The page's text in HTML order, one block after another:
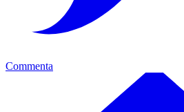
Commenta